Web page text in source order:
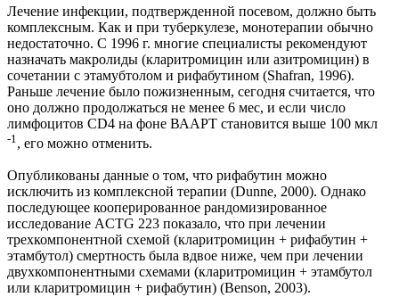
Лечение инфекции, подтвержденной посевом, должно быть
комплексным. Как и при туберкулезе, монотерапии обычно
недостаточно. С 1996 г. многие специалисты рекомендуют
назначать макролиды (кларитромицин или азитромицин) в
сочетании с этамубтолом и рифабутином (Shafran, 1996).
Раньше лечение было пожизненным, сегодня считается, что
оно должно продолжаться не менее 6 мес, и если число
лимфоцитов CD4 на фоне ВААРТ становится выше 100 мкл
-1 , его можно отменить.
Опубликованы данные о том, что рифабутин можно
исключить из комплексной терапии (Dunne, 2000). Однако
последующее кооперированное рандомизированное
исследование ACTG 223 показало, что при лечении
трехкомпонентной схемой (кларитромицин + рифабутин +
этамбутол) смертность была вдвое ниже, чем при лечении
двухкомпонентными схемами (кларитромицин + этамбутол
или кларитромицин + рифабутин) (Benson, 2003).